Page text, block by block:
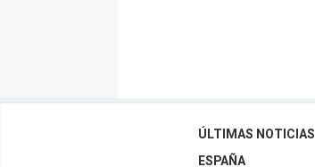
ÚLTIMAS NOTICIAS
ESPAÑA